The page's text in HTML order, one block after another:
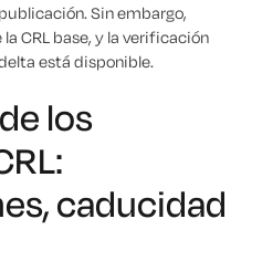
Sin embargo,
CRL base, y la verificación
está disponible.
los
caducidad